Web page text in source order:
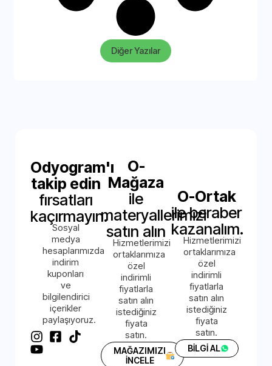
Diğer Yazılar
Odyogram'ı
takip edin
fırsatları
kaçırmayın.
Sosyal
medya
hesaplarımızda
indirim
kuponları
ve
bilgilendirici
içerikler
paylaşıyoruz.
O-
Mağaza
ile
materyallerimizi
satın alın
Hizmetlerimizi
ortaklarımıza
özel
indirimli
fiyatlarla
satın alın
istediğiniz
fiyata
satın.
MAĞAZIMIZI
İNCELE
O-Ortak
ile beraber
kazanalım.
Hizmetlerimizi
ortaklarımıza
özel
indirimli
fiyatlarla
satın alın
istediğiniz
fiyata
satın.
BİLGİ AL